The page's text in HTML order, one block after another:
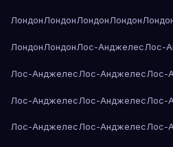
ЛондонЛондонЛондонЛондон
ЛондонЛондонЛос-АнджелесЛос-
Лос-АнджелесЛос-АнджелесЛос-
Лос-АнджелесЛос-АнджелесЛос-
Лос-АнджелесЛос-АнджелесЛос-